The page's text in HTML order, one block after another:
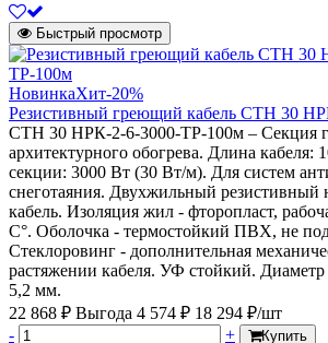
Быстрый просмотр
НовинкаХит-20%
Резистивный греющий кабель СТН 30
СТН 30 НРК-2-6-3000-ТР-100м – Секция
архитектурного обогрева. Длина
секции: 3000 Вт (30 Вт/м). Для систем
снеготаяния. Двухжильный резистивный
кабель. Изоляция жил - фторопласт,
С°. Оболочка - термостойкий ПВХ, не
Стеклоровинг - дополнительная
растяжении кабеля. УФ стойкий. Диаметр
5,2 мм.
22 868 ₽ Выгода 4 574 ₽ 18 294 ₽/шт
-
+ Купить